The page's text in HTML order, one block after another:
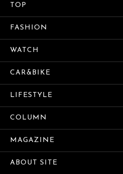
TOP
FASHION
WATCH
CAR&BIKE
LIFESTYLE
COLUMN
MAGAZINE
ABOUT SITE